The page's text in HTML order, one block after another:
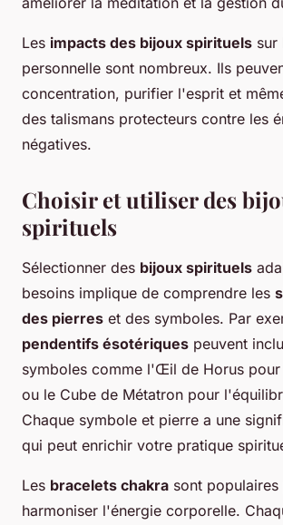
Les impacts des bijoux spirituels sur
personnelle sont nombreux. Ils
concentration, purifier l'esprit et
des talismans protecteurs contre les
négatives.
Choisir et utiliser des
spirituels
Sélectionner des bijoux spirituels
besoins implique de comprendre les
des pierres et des symboles. Par
pendentifs ésotériques peuvent
symboles comme l'Œil de Horus
ou le Cube de Métatron pour
Chaque symbole et pierre a une
qui peut enrichir votre pratique
Les bracelets chakra sont populaires
harmoniser l'énergie corporelle.